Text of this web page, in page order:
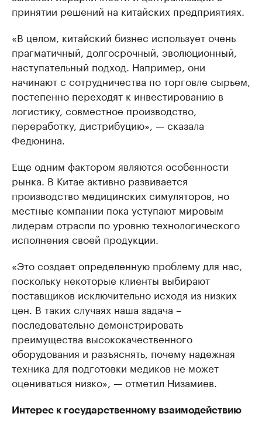
принятии решений на китайских предприятиях.
«В целом, китайский бизнес использует очень
прагматичный, долгосрочный, эволюционный,
наступательный подход. Например, они
начинают с сотрудничества по торговле сырьем,
постепенно переходят к инвестированию в
логистику, совместное производство,
переработку, дистрибуцию», — сказала
Федюнина.
Еще одним фактором являются особенности
рынка. В Китае активно развивается
производство медицинских симуляторов, но
местные компании пока уступают мировым
лидерам отрасли по уровню технологического
исполнения своей продукции.
«Это создает определенную проблему для нас,
поскольку некоторые клиенты выбирают
поставщиков исключительно исходя из низких
цен. В таких случаях наша задача –
последовательно демонстрировать
преимущества высококачественного
оборудования и разъяснять, почему надежная
техника для подготовки медиков не может
оцениваться низко», — отметил Низамиев.
Интерес к государственному взаимодействию